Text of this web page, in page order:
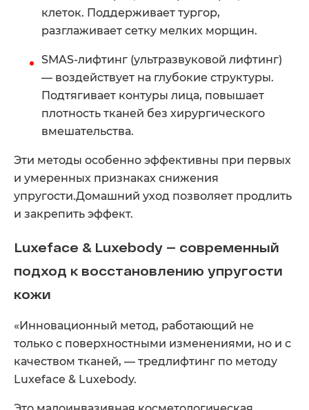
клеток. Поддерживает тургор,
разглаживает сетку мелких морщин.
SMAS-лифтинг (ультразвуковой лифтинг)
— воздействует на глубокие структуры.
Подтягивает контуры лица, повышает
плотность тканей без хирургического
вмешательства.
Эти методы особенно эффективны при первых
и умеренных признаках снижения
упругости.Домашний уход позволяет продлить
и закрепить эффект.
Luxeface & Luxebody — современный
подход к восстановлению упругости
кожи
«Инновационный метод, работающий не
только с поверхностными изменениями, но и с
качеством тканей, — тредлифтинг по методу
Luxeface & Luxebody.